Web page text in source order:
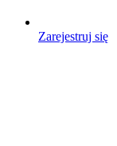
Zarejestruj się